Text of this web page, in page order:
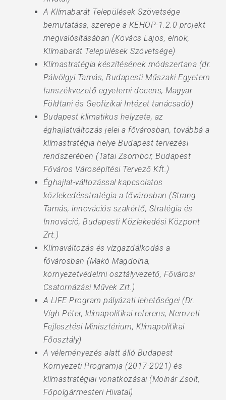
A Klímabarát Települések Szövetsége
bemutatása, szerepe a KEHOP-1.2.0 projekt
megvalósításában (Kovács Lajos, elnök,
Klímabarát Települések Szövetsége)
Klímastratégia készítésének módszertana (dr.
Pálvölgyi Tamás, Budapesti Műszaki Egyetem
tanszékvezető egyetemi docens, Magyar
Földtani és Geofizikai Intézet tanácsadó)
Budapest klimatikus helyzete, az
éghajlatváltozás jelei a fővárosban, továbbá a
klímastratégia helye Budapest tervezési
rendszerében (Tatai Zsombor, Budapest
Főváros Városépítési Tervező Kft.)
Éghajlat-változással kapcsolatos
közlekedésstratégia a fővárosban (Strang
Tamás, innovációs szakértő, Stratégia és
Innováció, Budapesti Közlekedési Központ
Zrt.)
Klímaváltozás és vízgazdálkodás a
fővárosban (Makó Magdolna,
környezetvédelmi osztályvezető, Fővárosi
Csatornázási Művek Zrt.)
A LIFE Program pályázati lehetőségei (Dr.
Vígh Péter, klímapolitikai referens, Nemzeti
Fejlesztési Minisztérium, Klímapolitikai
Főosztály)
A véleményezés alatt álló Budapest
Környezeti Programja (2017-2021) és
klímastratégiai vonatkozásai (Molnár Zsolt,
Főpolgármesteri Hivatal)